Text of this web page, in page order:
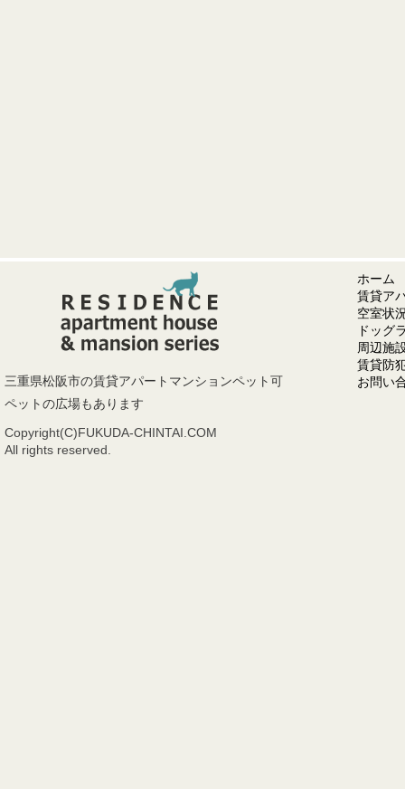
三重県松阪市の賃貸アパートマンションペット可
ペットの広場もあります
Copyright(C)FUKUDA-CHINTAI.COM
All rights reserved.
ホーム
賃貸ア
空室状
ドッグ
周辺施
賃貸防
お問い